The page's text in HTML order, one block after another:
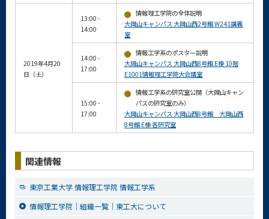
2019年4月20
日（土）
13:00 -
14:00
情報理工学院の全体説明
大岡山キャンパス 大岡山西2号館 W241講義
室
14:00 -
17:00
情報工学系のポスター説明
大岡山キャンパス 大岡山西8号館 E棟 10階
E1001情報理工学院大会議室
15:00 -
17:00
情報工学系の研究室公開（大岡山キャン
パスの研究室のみ）
大岡山キャンパス 大岡山西8号館 大岡山西
8号館 E棟 各研究室
関連情報
東京工業大学 情報理工学院 情報工学系
情報理工学院｜組織一覧｜東工大について